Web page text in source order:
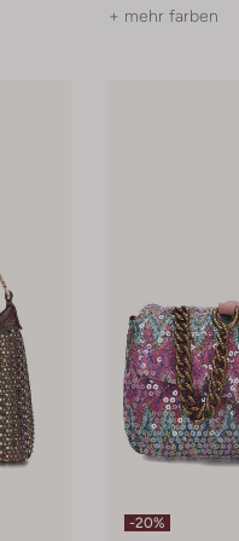
+ mehr farben
-20%